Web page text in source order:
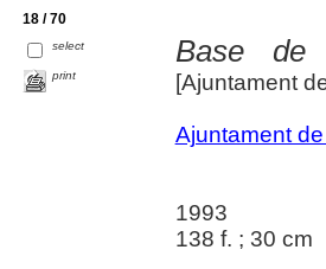
18 / 70
select
print
Base de
[Ajuntament
Ajuntament
1993
138 f. ; 30 cm